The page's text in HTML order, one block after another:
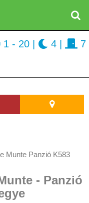
Munte Panzió K583
- Panzió
1 - 20 4 7